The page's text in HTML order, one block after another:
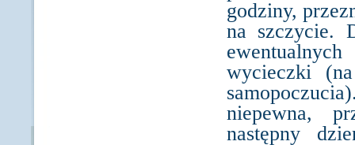
godziny,
na szczycie.
wycieczki
niepewna,
następny